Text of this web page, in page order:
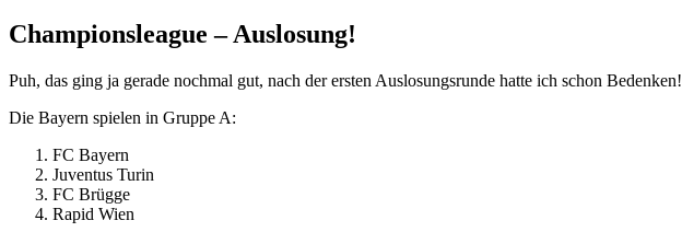
Championsleague – Auslosung!
Puh, das ging ja gerade nochmal gut, nach der ersten Auslosungsrunde hatte ich schon Bedenken!
Die Bayern spielen in Gruppe A:
FC Bayern
Juventus Turin
FC Brügge
Rapid Wien